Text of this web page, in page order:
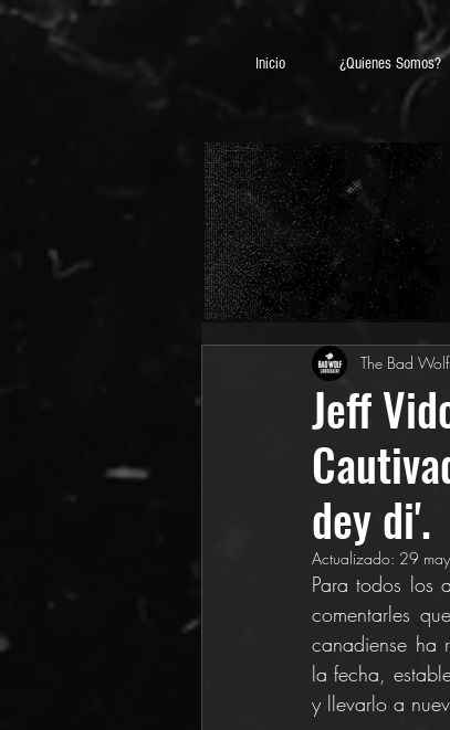
Inicio ¿Quienes Somos?
Jeff
dey di'.
The Bad Wolf
Actualizado: 29
Para todos los
comentarles
canadiense ha
la fecha,
y llevarlo a